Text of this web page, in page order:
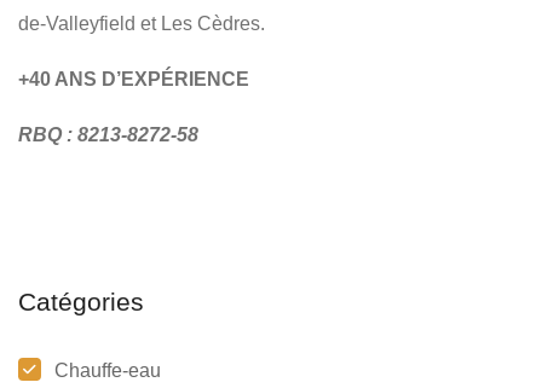
de-Valleyfield et Les Cèdres.
+40 ANS D’EXPÉRIENCE
RBQ : 8213-8272-58
Catégories
Chauffe-eau